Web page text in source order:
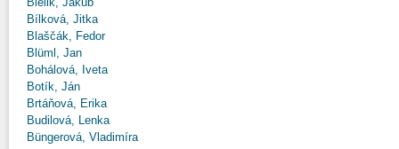
Bílková, Jitka
Blaščák, Fedor
Blüml, Jan
Bohálová, Iveta
Botík, Ján
Brtáňová, Erika
Budilová, Lenka
Büngerová, Vladimíra